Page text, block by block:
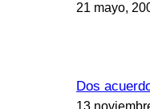
21 mayo,
Dos
13